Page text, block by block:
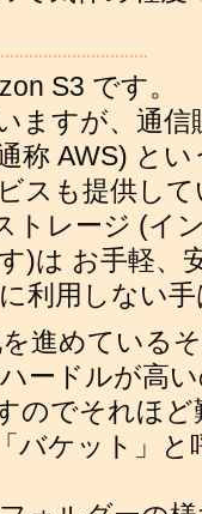
S3 です。
ますが、通
称 AWS) と
スも提供し
トレージ (イ
)は お手軽、
利用しない
進めている
ードルが高
のでそれほ
バケット」